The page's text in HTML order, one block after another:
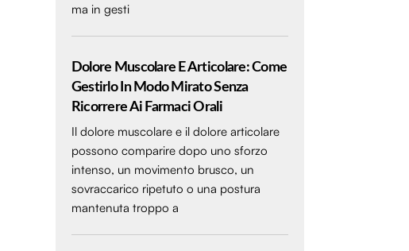
ma in gesti
Dolore Muscolare E Articolare: Come
Gestirlo In Modo Mirato Senza
Ricorrere Ai Farmaci Orali
Il dolore muscolare e il dolore articolare
possono comparire dopo uno sforzo
intenso, un movimento brusco, un
sovraccarico ripetuto o una postura
mantenuta troppo a